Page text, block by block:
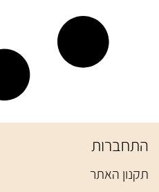
התחברות
תקנון האתר